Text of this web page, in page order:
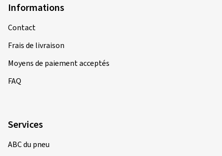
Informations
Contact
Frais de livraison
Moyens de paiement acceptés
FAQ
Services
ABC du pneu